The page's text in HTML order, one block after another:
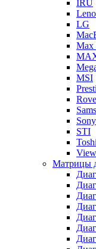
IRU
LG
Max
MSI
Sony
STI
Матрицы